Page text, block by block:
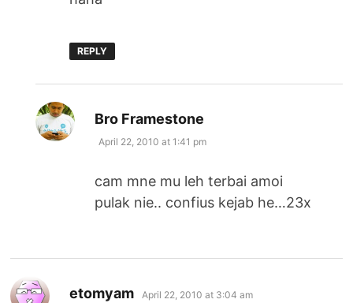
REPLY
Bro Framestone
April 22, 2010 at 1:41 pm
cam mne mu leh terbai amoi
pulak nie.. confius kejab he…23x
etomyam says:
April 22, 2010 at 3:04 am